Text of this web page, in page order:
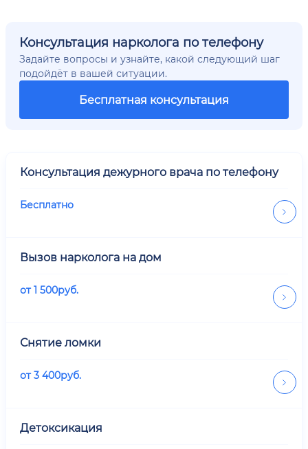
Консультация нарколога по телефону
Задайте вопросы и узнайте, какой следующий шаг
подойдёт в вашей ситуации.
Бесплатная консультация
Консультация дежурного врача по телефону
Бесплатно
Вызов нарколога на дом
от1 500руб.
Снятие ломки
от3 400руб.
Детоксикация